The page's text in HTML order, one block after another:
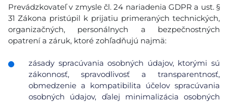
Prevádzkovateľ v zmysle čl. 24 nariadenia GDPR a ust. §
31 Zákona pristúpil k prijatiu primeraných technických,
organizačných, personálnych a bezpečnostných
opatrení a záruk, ktoré zohľadňujú najmä:
zásady spracúvania osobných údajov, ktorými sú
zákonnosť, spravodlivosť a transparentnosť,
obmedzenie a kompatibilita účelov spracúvania
osobných údajov, ďalej minimalizácia osobných